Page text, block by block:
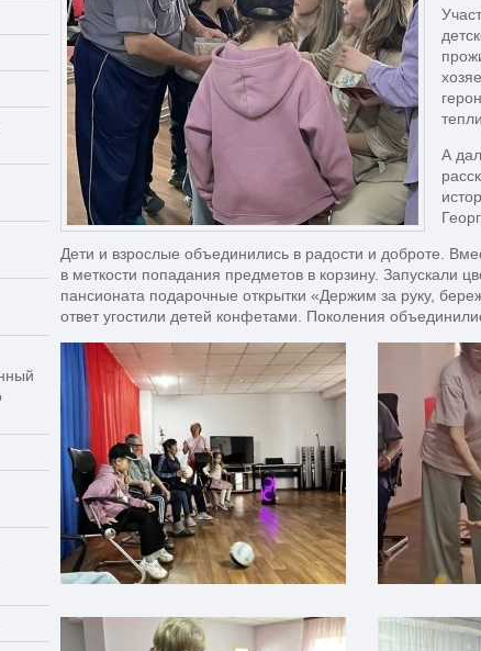
А
Дети и взрослые объединились в радости и доброте.
в меткости попадания предметов в корзину. Запускали
пансионата подарочные открытки «Держим за руку,
ответ угостили детей конфетами. Поколения